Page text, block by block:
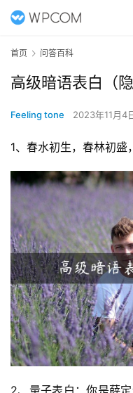
首页 问答百科
高级暗语表白（
Feeling tone 2023年11月4
1、春水初生，春林初盛
2、量子表白：你是薛